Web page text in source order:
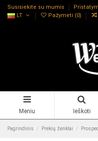
Susisiekite su mumis
LT
Pažymėti (0)
Meniu Ieškoti
Pagrindinis Prekių ženklai